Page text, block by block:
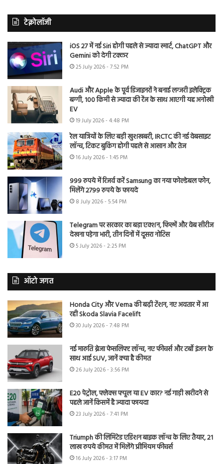
टेक्नोलॉजी
iOS 27 में नई Siri होगी पहले से ज्यादा स्मार्ट, ChatGPT और
Gemini को देगी टक्कर
25 July 2026 - 7:52 PM
Audi और Apple के पूर्व डिजाइनरों ने बनाई लग्जरी इलेक्ट्रिक
बग्गी, 100 किमी से ज्यादा की रेंज के साथ आएगी यह अनोखी
EV
19 July 2026 - 4:48 PM
रेल यात्रियों के लिए बड़ी खुशखबरी, IRCTC की नई वेबसाइट
लॉन्च, टिकट बुकिंग होगी पहले से आसान और तेज
16 July 2026 - 1:45 PM
999 रुपये में रिजर्व करें Samsung का नया फोल्डेबल फोन,
मिलेंगे 2799 रुपये के फायदे
8 July 2026 - 5:54 PM
Telegram पर सरकार का बड़ा एक्शन, फिल्में और वेब सीरीज
देखना पड़ेगा भारी, तीन दिनों में दूसरा नोटिस
5 July 2026 - 2:25 PM
ऑटो जगत
Honda City और Verna की बढ़ी टेंशन, नए अवतार में आ
रही Skoda Slavia Facelift
30 July 2026 - 7:48 PM
नई मारुति ब्रेजा फेसलिफ्ट लॉन्च, नए फीचर्स और टर्बो इंजन के
साथ आई SUV, जानें क्या है कीमत
26 July 2026 - 3:56 PM
E20 पेट्रोल, फ्लेक्स फ्यूल या EV कार? नई गाड़ी खरीदने से
पहले जानें किसमें है ज्यादा फायदा
23 July 2026 - 7:41 PM
Triumph की लिमिटेड एडिशन बाइक लॉन्च के लिए तैयार, 21
लाख रुपये कीमत में मिलेंगे प्रीमियम फीचर्स
16 July 2026 - 3:17 PM